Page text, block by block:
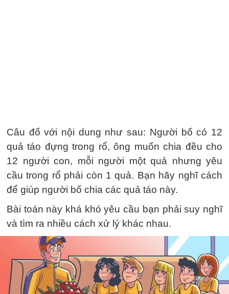
Câu đố với nội dung như sau: Người bố có 12
quả táo đựng trong rổ, ông muốn chia đều cho
12 người con, mỗi người một quả nhưng yêu
cầu trong rổ phải còn 1 quả. Bạn hãy nghĩ cách
để giúp người bố chia các quả táo này.
Bài toán này khá khó yêu cầu bạn phải suy nghĩ
và tìm ra nhiều cách xử lý khác nhau.